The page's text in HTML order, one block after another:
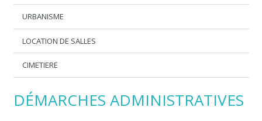
URBANISME
LOCATION DE SALLES
CIMETIERE
DÉMARCHES ADMINISTRATIVES